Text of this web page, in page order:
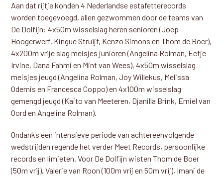
Aan dat rijtje konden 4 Nederlandse estafetterecords
worden toegevoegd, allen gezwommen door de teams van
De Dolfijn: 4x50m wisselslag heren senioren (Joep
Hoogerwerf, Kingue Struijf, Kenzo Simons en Thom de Boer),
4x200m vrije slag meisjes junioren (Angelina Rolman, Eefje
Irvine, Dana Fahmi en Mint van Wees), 4x50m wisselslag
meisjes jeugd (Angelina Rolman, Joy Willekus, Melissa
Odemis en Francesca Coppo) en 4x100m wisselslag
gemengd jeugd (Kaito van Meeteren, Djanilla Brink, Emiel van
Oord en Angelina Rolman).
Ondanks een intensieve periode van achtereenvolgende
wedstrijden regende het verder Meet Records, persoonlijke
records en limieten. Voor De Dolfijn wisten Thom de Boer
(50m vrij), Valerie van Roon (100m vrij en 50m vrij), Imani de